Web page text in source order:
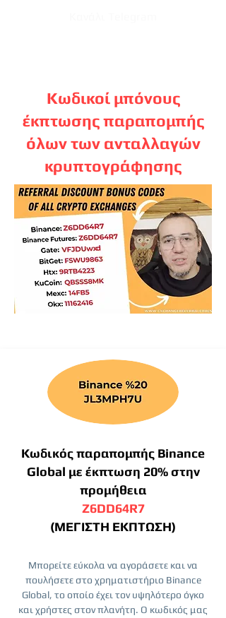
Κωδικοί μπόνους
έκπτωσης παραπομπής
όλων των ανταλλαγών
κρυπτογράφησης
Κωδικός παραπομπής Binance
Global με έκπτωση 20% στην
προμήθεια
Z6DD64R7
(ΜΕΓΙΣΤΗ ΕΚΠΤΩΣΗ)
Μπορείτε εύκολα να αγοράσετε και να
πουλήσετε στο χρηματιστήριο Binance
Global, το οποίο έχει τον υψηλότερο όγκο
και χρήστες στον πλανήτη. Ο κωδικός μας